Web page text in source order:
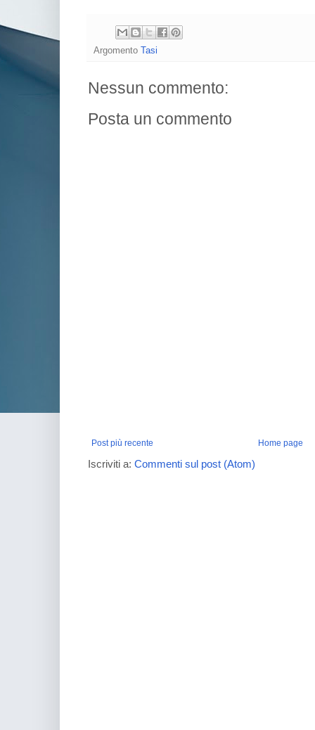
Argomento Tasi
Nessun commento:
Posta un commento
Post più recente Home page
Iscriviti a: Commenti sul post (Atom)